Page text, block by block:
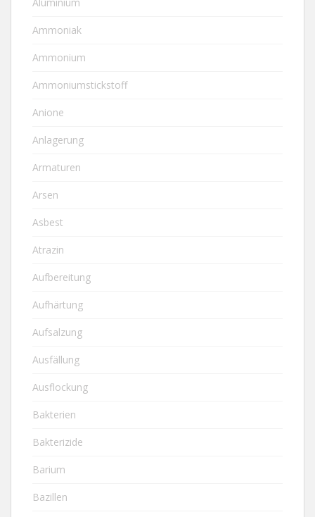
Ammoniak
Ammonium
Ammoniumstickstoff
Anione
Anlagerung
Armaturen
Arsen
Asbest
Atrazin
Aufbereitung
Aufhärtung
Aufsalzung
Ausfällung
Ausflockung
Bakterien
Bakterizide
Barium
Bazillen